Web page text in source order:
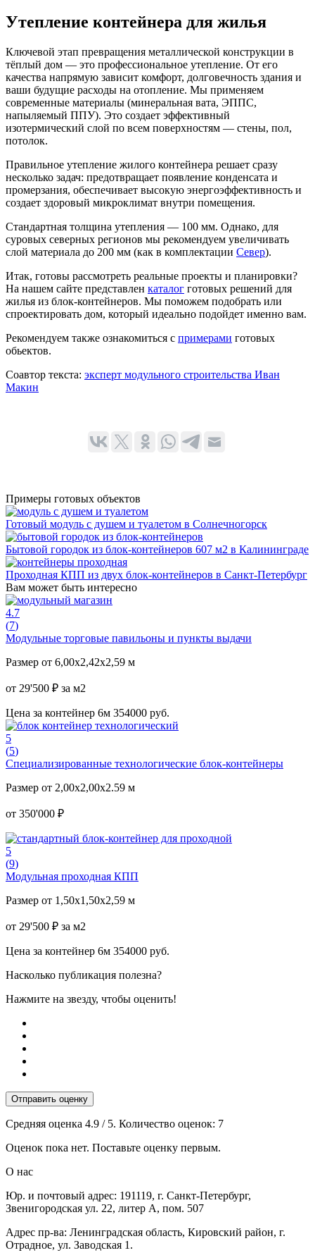
Утепление контейнера для жилья
Ключевой этап превращения металлической конструкции в
тёплый дом — это профессиональное утепление. От его
качества напрямую зависит комфорт, долговечность здания и
ваши будущие расходы на отопление. Мы применяем
современные материалы (минеральная вата, ЭППС,
напыляемый ППУ). Это создает эффективный
изотермический слой по всем поверхностям — стены, пол,
потолок.
Правильное утепление жилого контейнера решает сразу
несколько задач: предотвращает появление конденсата и
промерзания, обеспечивает высокую энергоэффективность и
создает здоровый микроклимат внутри помещения.
Стандартная толщина утепления — 100 мм. Однако, для
суровых северных регионов мы рекомендуем увеличивать
слой материала до 200 мм (как в комплектации Север).
Итак, готовы рассмотреть реальные проекты и планировки?
На нашем сайте представлен каталог готовых решений для
жилья из блок-контейнеров. Мы поможем подобрать или
спроектировать дом, который идеально подойдет именно вам.
Рекомендуем также ознакомиться с примерами готовых
обьектов.
Соавтор текста: эксперт модульного строительства Иван
Макин
Примеры готовых объектов
Готовый модуль с душем и туалетом в Солнечногорск
Бытовой городок из блок-контейнеров 607 м2 в Калининграде
Проходная КПП из двух блок-контейнеров в Санкт-Петербург
Вам может быть интересно
4.7
(7)
Модульные торговые павильоны и пункты выдачи
Размер от 6,00x2,42x2,59 м
от 29'500 ₽ за м2
Цена за контейнер 6м 354000 руб.
5
(5)
Специализированные технологические блок-контейнеры
Размер от 2,00х2,00x2.59 м
от 350'000 ₽
5
(9)
Модульная проходная КПП
Размер от 1,50x1,50x2,59 м
от 29'500 ₽ за м2
Цена за контейнер 6м 354000 руб.
Насколько публикация полезна?
Нажмите на звезду, чтобы оценить!
Отправить оценку
Средняя оценка 4.9 / 5. Количество оценок: 7
Оценок пока нет. Поставьте оценку первым.
О нас
Юр. и почтовый адрес: 191119, г. Санкт-Петербург,
Звенигородская ул. 22, литер А, пом. 507
Адрес пр-ва: Ленинградская область, Кировский район, г.
Отрадное, ул. Заводская 1.